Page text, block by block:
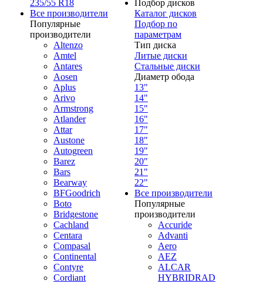
235/55 R18
Все производители
Популярные
производители
Altenzo
Amtel
Antares
Aosen
Aplus
Arivo
Armstrong
Atlander
Attar
Austone
Autogreen
Barez
Bars
Bearway
BFGoodrich
Boto
Bridgestone
Cachland
Centara
Compasal
Continental
Contyre
Cordiant
Подбор дисков
Каталог дисков
Подбор по
параметрам
Тип диска
Литые диски
Стальные диски
Диаметр обода
13"
14"
15"
16"
17"
18"
19"
20"
21"
22"
Все производители
Популярные
производители
Accuride
Advanti
Aero
AEZ
ALCAR
HYBRIDRAD